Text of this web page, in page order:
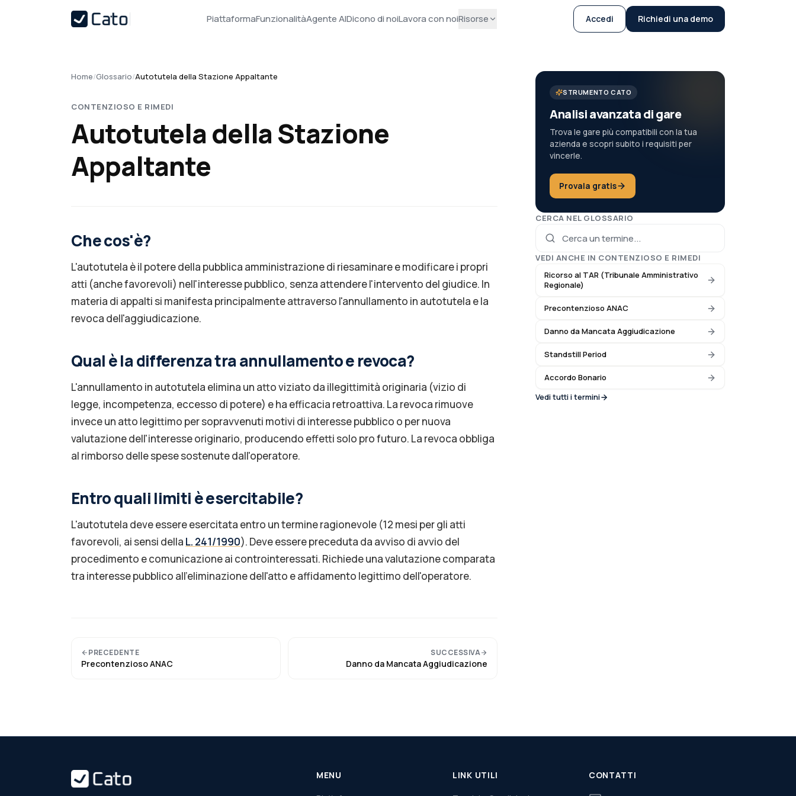
PiattaformaFunzionalitàAgente AIDicono di noiLavora con noiRisorse Accedi Richiedi una demo
Home/Glossario/Autotutela della Stazione Appaltante
CONTENZIOSO E RIMEDI
Autotutela della Stazione
Appaltante
Che cos'è?
L'autotutela è il potere della pubblica amministrazione di riesaminare e modificare i propri
atti (anche favorevoli) nell'interesse pubblico, senza attendere l'intervento del giudice. In
materia di appalti si manifesta principalmente attraverso l'annullamento in autotutela e la
revoca dell'aggiudicazione.
Qual è la differenza tra annullamento e revoca?
L'annullamento in autotutela elimina un atto viziato da illegittimità originaria (vizio di
legge, incompetenza, eccesso di potere) e ha efficacia retroattiva. La revoca rimuove
invece un atto legittimo per sopravvenuti motivi di interesse pubblico o per nuova
valutazione dell'interesse originario, producendo effetti solo pro futuro. La revoca obbliga
al rimborso delle spese sostenute dall'operatore.
Entro quali limiti è esercitabile?
L'autotutela deve essere esercitata entro un termine ragionevole (12 mesi per gli atti
favorevoli, ai sensi della L. 241/1990). Deve essere preceduta da avviso di avvio del
procedimento e comunicazione ai controinteressati. Richiede una valutazione comparata
tra interesse pubblico all'eliminazione dell'atto e affidamento legittimo dell'operatore.
PRECEDENTE
Precontenzioso ANAC
SUCCESSIVA
Danno da Mancata Aggiudicazione
STRUMENTO CATO
Analisi avanzata di gare
Trova le gare più compatibili con la tua
azienda e scopri subito i requisiti per
vincerle.
Provala gratis
CERCA NEL GLOSSARIO
VEDI ANCHE IN CONTENZIOSO E RIMEDI
Ricorso al TAR (Tribunale Amministrativo
Regionale)
Precontenzioso ANAC
Danno da Mancata Aggiudicazione
Standstill Period
Accordo Bonario
Vedi tutti i termini
MENU LINK UTILI CONTATTI